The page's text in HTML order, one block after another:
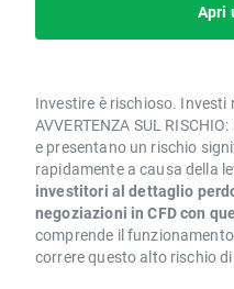
Apri
Investire è rischioso. Investi
AVVERTENZA SUL
e presentano un rischio
rapidamente a causa della
investitori al dettaglio
negoziazioni in CFD con
comprende il
correre questo alto rischio